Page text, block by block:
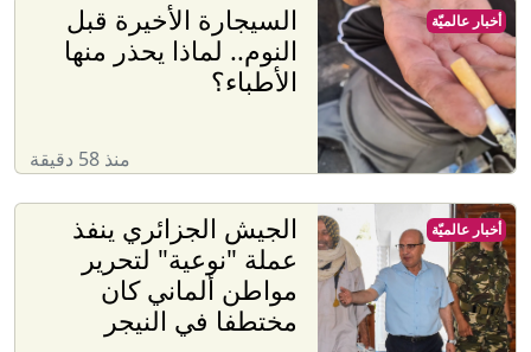
السيجارة الأخيرة قبل
النوم.. لماذا يحذر منها
الأطباء؟
منذ 58 دقيقة
أخبار عالميّة
الجيش الجزائري ينفذ
عملة "نوعية" لتحرير
مواطن ألماني كان
مختطفا في النيجر
أخبار عالميّة